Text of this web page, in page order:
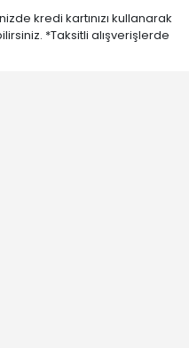
kredi kartınızı kullanarak
*Taksitli alışverişlerde